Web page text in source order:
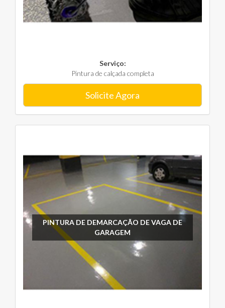
Serviço:
Pintura de calçada completa
Solicite Agora
PINTURA DE DEMARCAÇÃO DE VAGA DE
GARAGEM